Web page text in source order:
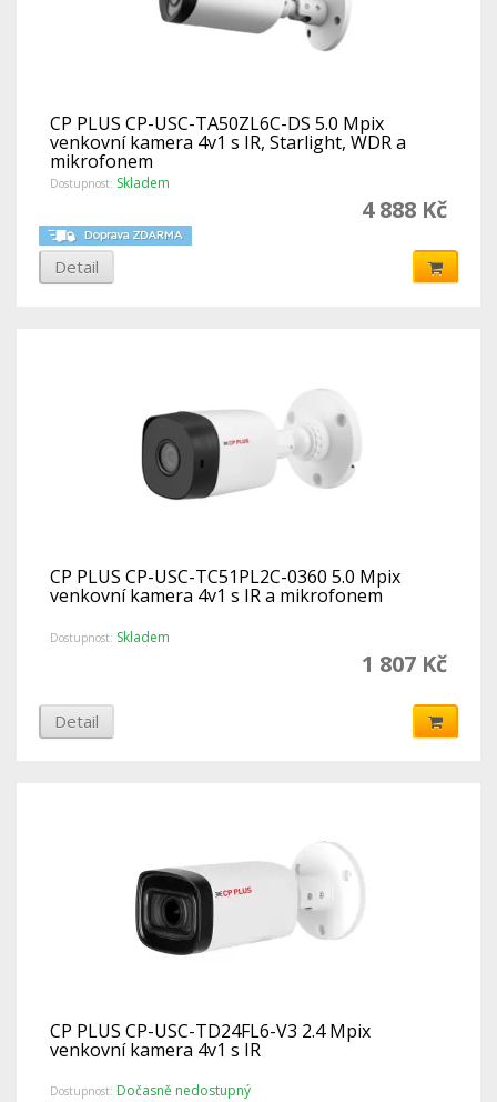
CP PLUS CP-USC-TA50ZL6C-DS 5.0 Mpix
venkovní kamera 4v1 s IR, Starlight, WDR a
mikrofonem
Dostupnost: Skladem
4 888 Kč
Detail
CP PLUS CP-USC-TC51PL2C-0360 5.0 Mpix
venkovní kamera 4v1 s IR a mikrofonem
Dostupnost: Skladem
1 807 Kč
Detail
CP PLUS CP-USC-TD24FL6-V3 2.4 Mpix
venkovní kamera 4v1 s IR
Dostupnost: Dočasně nedostupný